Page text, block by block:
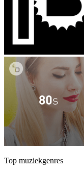
Top muziekgenres